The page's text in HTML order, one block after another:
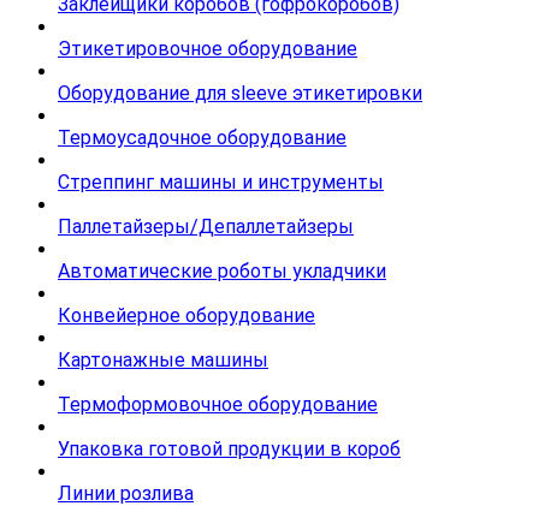
Этикетировочное оборудование
Оборудование для sleeve этикетировки
Термоусадочное оборудование
Стреппинг машины и инструменты
Паллетайзеры/Депаллетайзеры
Автоматические роботы укладчики
Конвейерное оборудование
Картонажные машины
Термоформовочное оборудование
Упаковка готовой продукции в короб
Линии розлива